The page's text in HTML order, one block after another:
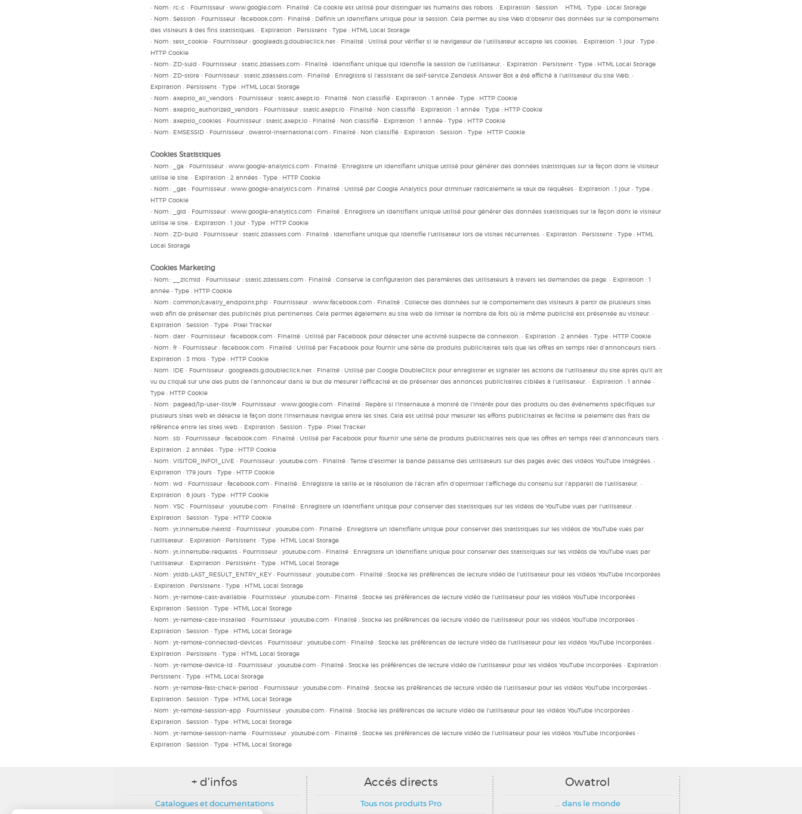
• Nom : rc::c • Fournisseur : www.google.com • Finalité : Ce cookie est utilisé pour distinguer les humains des robots. • Expiration : Session HTML • Type : Local Storage
• Nom : Session • Fournisseur : facebook.com • Finalité : Définit un identifiant unique pour la session. Cela permet au site Web d'obtenir des données sur le comportement
des visiteurs à des fins statistiques. • Expiration : Persistent • Type : HTML Local Storage
• Nom : test_cookie • Fournisseur : googleads.g.doubleclick.net • Finalité : Utilisé pour vérifier si le navigateur de l'utilisateur accepte les cookies. • Expiration : 1 jour • Type :
HTTP Cookie
• Nom : ZD-suid • Fournisseur : static.zdassets.com • Finalité : Identifiant unique qui identifie la session de l'utilisateur. • Expiration : Persistent • Type : HTML Local Storage
• Nom : ZD-store • Fournisseur : static.zdassets.com • Finalité : Enregistre si l'assistant de self-service Zendesk Answer Bot a été affiché à l'utilisateur du site Web. •
Expiration : Persistent • Type : HTML Local Storage
• Nom : axeptio_all_vendors • Fournisseur : static.axept.io • Finalité : Non classifié • Expiration : 1 année • Type : HTTP Cookie
• Nom : axeptio_authorized_vendors • Fournisseur : static.axept.io • Finalité : Non classifié • Expiration : 1 année • Type : HTTP Cookie
• Nom : axeptio_cookies • Fournisseur : static.axept.io • Finalité : Non classifié • Expiration : 1 année • Type : HTTP Cookie
• Nom : EMSESSID • Fournisseur : owatrol-international.com • Finalité : Non classifié • Expiration : Session • Type : HTTP Cookie
Cookies Statistiques
• Nom : _ga • Fournisseur : www.google-analytics.com • Finalité : Enregistre un identifiant unique utilisé pour générer des données statistiques sur la façon dont le visiteur
utilise le site. • Expiration : 2 années • Type : HTTP Cookie
• Nom : _gat • Fournisseur : www.google-analytics.com • Finalité : Utilisé par Google Analytics pour diminuer radicalement le taux de requêtes • Expiration : 1 jour • Type :
HTTP Cookie
• Nom : _gid • Fournisseur : www.google-analytics.com • Finalité : Enregistre un identifiant unique utilisé pour générer des données statistiques sur la façon dont le visiteur
utilise le site. • Expiration : 1 jour • Type : HTTP Cookie
• Nom : ZD-buid • Fournisseur : static.zdassets.com • Finalité : Identifiant unique qui identifie l'utilisateur lors de visites récurrentes. • Expiration : Persistent • Type : HTML
Local Storage
Cookies Marketing
• Nom : __zlcmid • Fournisseur : static.zdassets.com • Finalité : Conserve la configuration des paramètres des utilisateurs à travers les demandes de page. • Expiration : 1
année • Type : HTTP Cookie
• Nom : common/cavalry_endpoint.php • Fournisseur : www.facebook.com • Finalité : Collecte des données sur le comportement des visiteurs à partir de plusieurs sites
web afin de présenter des publicités plus pertinentes. Cela permet également au site web de limiter le nombre de fois où la même publicité est présentée au visiteur. •
Expiration : Session • Type : Pixel Tracker
• Nom : datr • Fournisseur : facebook.com • Finalité : Utilisé par Facebook pour détecter une activité suspecte de connexion. • Expiration : 2 années • Type : HTTP Cookie
• Nom : fr • Fournisseur : facebook.com • Finalité : Utilisé par Facebook pour fournir une série de produits publicitaires tels que les offres en temps réel d'annonceurs tiers. •
Expiration : 3 mois • Type : HTTP Cookie
• Nom : IDE • Fournisseur : googleads.g.doubleclick.net • Finalité : Utilisé par Google DoubleClick pour enregistrer et signaler les actions de l'utilisateur du site après qu'il ait
vu ou cliqué sur une des pubs de l'annonceur dans le but de mesurer l'efficacité et de présenter des annonces publicitaires ciblées à l'utilisateur. • Expiration : 1 année •
Type : HTTP Cookie
• Nom : pagead/1p-user-list/# • Fournisseur : www.google.com • Finalité : Repère si l'internaute a montré de l'intérêt pour des produits ou des événements spécifiques sur
plusieurs sites web et détecte la façon dont l'internaute navigue entre les sites. Cela est utilisé pour mesurer les efforts publicitaires et facilite le paiement des frais de
référence entre les sites web. • Expiration : Session • Type : Pixel Tracker
• Nom : sb • Fournisseur : facebook.com • Finalité : Utilisé par Facebook pour fournir une série de produits publicitaires tels que les offres en temps réel d'annonceurs tiers. •
Expiration : 2 années • Type : HTTP Cookie
• Nom : VISITOR_INFO1_LIVE • Fournisseur : youtube.com • Finalité : Tente d'estimer la bande passante des utilisateurs sur des pages avec des vidéos YouTube intégrées. •
Expiration : 179 jours • Type : HTTP Cookie
• Nom : wd • Fournisseur : facebook.com • Finalité : Enregistre la taille et la résolution de l'écran afin d'optimiser l'affichage du contenu sur l'appareil de l'utilisateur. •
Expiration : 6 jours • Type : HTTP Cookie
• Nom : YSC • Fournisseur : youtube.com • Finalité : Enregistre un identifiant unique pour conserver des statistiques sur les vidéos de YouTube vues par l'utilisateur. •
Expiration : Session • Type : HTTP Cookie
• Nom : yt.innertube::nextId • Fournisseur : youtube.com • Finalité : Enregistre un identifiant unique pour conserver des statistiques sur les vidéos de YouTube vues par
l'utilisateur. • Expiration : Persistent • Type : HTML Local Storage
• Nom : yt.innertube::requests • Fournisseur : youtube.com • Finalité : Enregistre un identifiant unique pour conserver des statistiques sur les vidéos de YouTube vues par
l'utilisateur. • Expiration : Persistent • Type : HTML Local Storage
• Nom : ytidb::LAST_RESULT_ENTRY_KEY • Fournisseur : youtube.com • Finalité : Stocke les préférences de lecture vidéo de l'utilisateur pour les vidéos YouTube incorporées
• Expiration : Persistent • Type : HTML Local Storage
• Nom : yt-remote-cast-available • Fournisseur : youtube.com • Finalité : Stocke les préférences de lecture vidéo de l'utilisateur pour les vidéos YouTube incorporées •
Expiration : Session • Type : HTML Local Storage
• Nom : yt-remote-cast-installed • Fournisseur : youtube.com • Finalité : Stocke les préférences de lecture vidéo de l'utilisateur pour les vidéos YouTube incorporées •
Expiration : Session • Type : HTML Local Storage
• Nom : yt-remote-connected-devices • Fournisseur : youtube.com • Finalité : Stocke les préférences de lecture vidéo de l'utilisateur pour les vidéos YouTube incorporées •
Expiration : Persistent • Type : HTML Local Storage
• Nom : yt-remote-device-id • Fournisseur : youtube.com • Finalité : Stocke les préférences de lecture vidéo de l'utilisateur pour les vidéos YouTube incorporées • Expiration :
Persistent • Type : HTML Local Storage
• Nom : yt-remote-fast-check-period • Fournisseur : youtube.com • Finalité : Stocke les préférences de lecture vidéo de l'utilisateur pour les vidéos YouTube incorporées •
Expiration : Session • Type : HTML Local Storage
• Nom : yt-remote-session-app • Fournisseur : youtube.com • Finalité : Stocke les préférences de lecture vidéo de l'utilisateur pour les vidéos YouTube incorporées •
Expiration : Session • Type : HTML Local Storage
• Nom : yt-remote-session-name • Fournisseur : youtube.com • Finalité : Stocke les préférences de lecture vidéo de l'utilisateur pour les vidéos YouTube incorporées •
Expiration : Session • Type : HTML Local Storage
+ d'infos
Catalogues et documentations
Accés directs
Tous nos produits Pro
Owatrol
... dans le monde